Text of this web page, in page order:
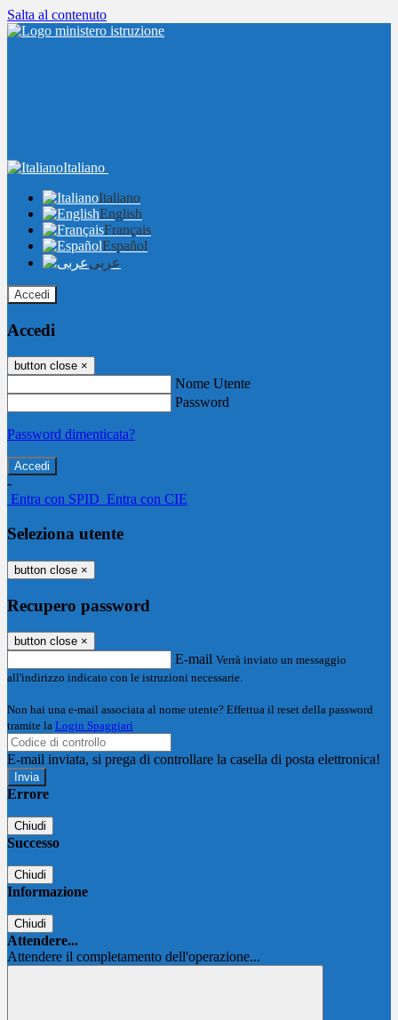
Salta al contenuto
Italiano
Italiano
English
Français
Español
عربى
Accedi
Accedi
button close ×
Nome Utente
Password
Password dimenticata?
-
Entra con SPID Entra con CIE
Seleziona utente
button close ×
Recupero password
button close ×
E-mail Verrà inviato un messaggio
all'indirizzo indicato con le istruzioni necessarie.
Non hai una e-mail associata al nome utente? Effettua il reset della password
tramite la Login Spaggiari
E-mail inviata, si prega di controllare la casella di posta elettronica!
Errore
Chiudi
Successo
Chiudi
Informazione
Chiudi
Attendere...
Attendere il completamento dell'operazione...